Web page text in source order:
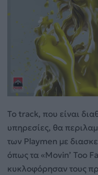
Το track, που είναι
υπηρεσίες, θα
των Playmen με
όπως τα «Movin’ Too
κυκλοφόρησαν τους